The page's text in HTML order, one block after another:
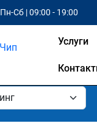
Пн-Сб | 09:00 - 19:00
Услуги